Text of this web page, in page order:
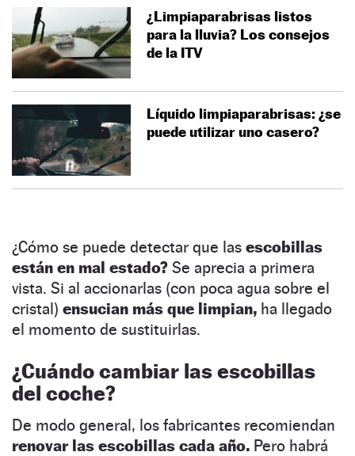
¿Limpiaparabrisas listos
para la lluvia? Los consejos
de la ITV
Líquido limpiaparabrisas: ¿se
puede utilizar uno casero?
¿Cómo se puede detectar que las escobillas
están en mal estado? Se aprecia a primera
vista. Si al accionarlas (con poca agua sobre el
cristal) ensucian más que limpian, ha llegado
el momento de sustituirlas.
¿Cuándo cambiar las escobillas
del coche?
De modo general, los fabricantes recomiendan
renovar las escobillas cada año. Pero habrá